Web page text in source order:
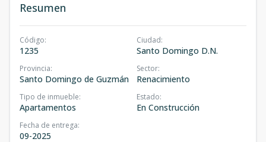
Resumen
Código:
1235
Ciudad:
Santo Domingo D.N.
Provincia:
Santo Domingo de Guzmán
Sector:
Renacimiento
Tipo de inmueble:
Apartamentos
Estado:
En Construcción
Fecha de entrega:
09-2025